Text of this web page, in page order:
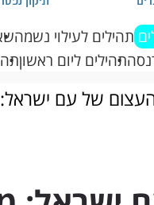
תהילים לעילוי נשמה
תהילים ליום ראשון
של עם ישראל: